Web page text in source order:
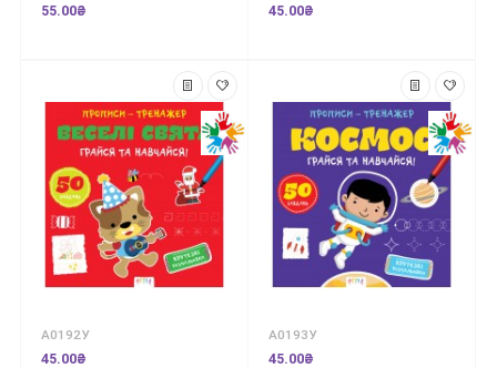
55.00₴ 45.00₴
А0192У
45.00₴
А0193У
45.00₴